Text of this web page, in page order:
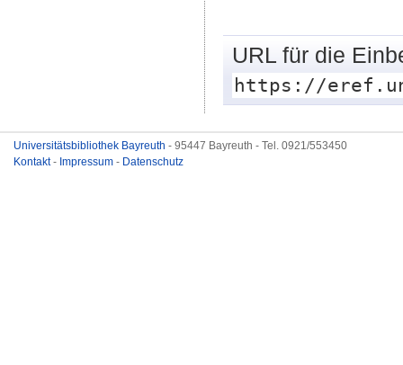
URL für die
https://
Universitätsbibliothek Bayreuth - 95447 Bayreuth - Tel. 0921/553450
Kontakt- Impressum - Datenschutz